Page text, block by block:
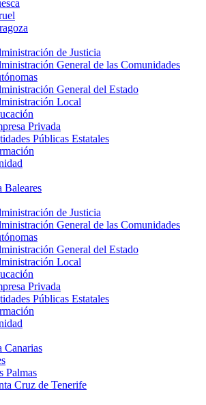
de Justicia
General de las Comunidades
General del Estado
Local
Privada
Públicas Estatales
Baleares
de Justicia
General de las Comunidades
General del Estado
Local
Privada
Públicas Estatales
Canarias
Palmas
Cruz de Tenerife